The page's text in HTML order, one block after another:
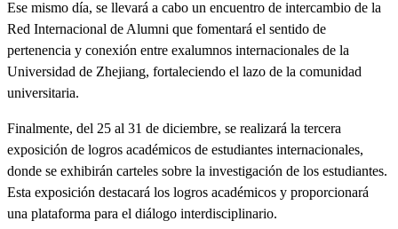
Ese mismo día, se llevará a cabo un encuentro de intercambio de la
Red Internacional de Alumni que fomentará el sentido de
pertenencia y conexión entre exalumnos internacionales de la
Universidad de Zhejiang, fortaleciendo el lazo de la comunidad
universitaria.
Finalmente, del 25 al 31 de diciembre, se realizará la tercera
exposición de logros académicos de estudiantes internacionales,
donde se exhibirán carteles sobre la investigación de los estudiantes.
Esta exposición destacará los logros académicos y proporcionará
una plataforma para el diálogo interdisciplinario.